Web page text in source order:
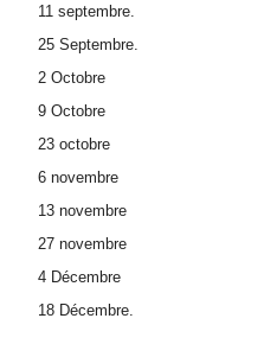
11 septembre.
25 Septembre.
2 Octobre
9 Octobre
23 octobre
6 novembre
13 novembre
27 novembre
4 Décembre
18 Décembre.